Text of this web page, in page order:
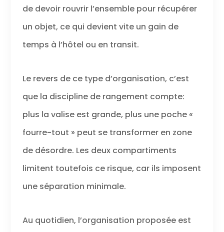
de devoir rouvrir l’ensemble pour récupérer
un objet, ce qui devient vite un gain de
temps à l’hôtel ou en transit.
Le revers de ce type d’organisation, c’est
que la discipline de rangement compte:
plus la valise est grande, plus une poche «
fourre-tout » peut se transformer en zone
de désordre. Les deux compartiments
limitent toutefois ce risque, car ils imposent
une séparation minimale.
Au quotidien, l’organisation proposée est